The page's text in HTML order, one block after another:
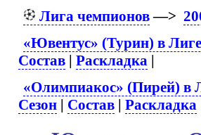
Лига чемпионов—>
«Ювентус» (Турин) в
Состав |Раскладка |
«Олимпиакос» (Пирей) в
Сезон | Состав |Раскладка